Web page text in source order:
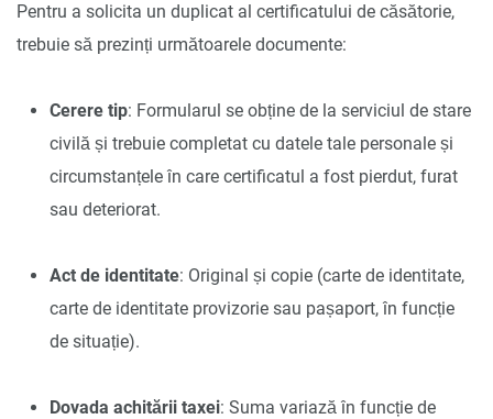
Pentru a solicita un duplicat al certificatului de căsătorie,
trebuie să prezinți următoarele documente:
Cerere tip: Formularul se obține de la serviciul de stare
civilă și trebuie completat cu datele tale personale și
circumstanțele în care certificatul a fost pierdut, furat
sau deteriorat.
Act de identitate: Original și copie (carte de identitate,
carte de identitate provizorie sau pașaport, în funcție
de situație).
Dovada achitării taxei: Suma variază în funcție de